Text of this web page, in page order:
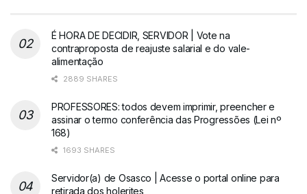
É HORA DE DECIDIR, SERVIDOR | Vote na
contraproposta de reajuste salarial e do vale-
alimentação
2889 SHARES
PROFESSORES: todos devem imprimir, preencher e
assinar o termo conferência das Progressões (Lei nº
168)
1693 SHARES
Servidor(a) de Osasco | Acesse o portal online para
retirada dos holerites